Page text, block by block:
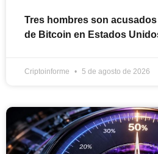
Tres hombres son
de Bitcoin en Estados
Criptoinforme 5 de agosto de 2026